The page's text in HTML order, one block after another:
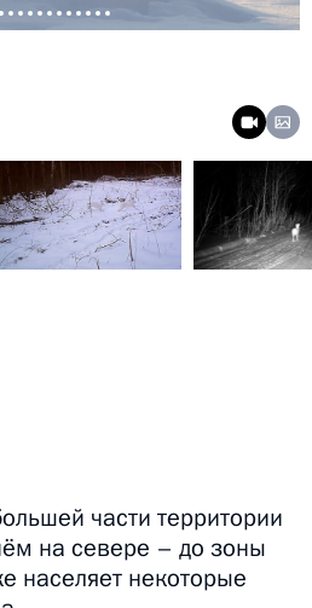
части территории
на севере – до зоны
населяет некоторые